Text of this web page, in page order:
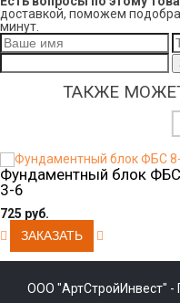
доставкой, поможем
минут.
ТАКЖЕ
Фундаментный блок
3-6
725 руб.
ООО "АртСтройИнвест" -